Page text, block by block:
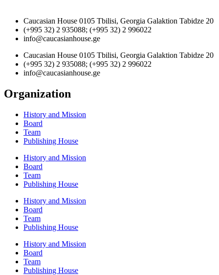
Caucasian House 0105 Tbilisi, Georgia Galaktion Tabidze 20
(+995 32) 2 935088; (+995 32) 2 996022
info@caucasianhouse.ge
Caucasian House 0105 Tbilisi, Georgia Galaktion Tabidze 20
(+995 32) 2 935088; (+995 32) 2 996022
info@caucasianhouse.ge
Organization
History and Mission
Board
Team
Publishing House
History and Mission
Board
Team
Publishing House
History and Mission
Board
Team
Publishing House
History and Mission
Board
Team
Publishing House